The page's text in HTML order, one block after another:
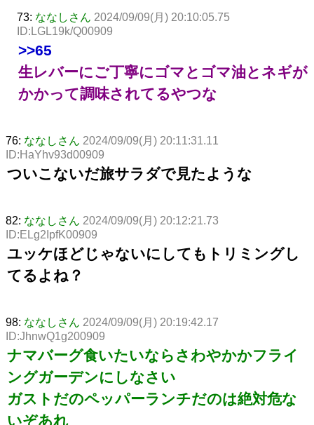
73: ななしさん 2024/09/09(月) 20:10:05.75
ID:LGL19k/Q00909
>>65
生レバーにご丁寧にゴマとゴマ油とネギが
かかって調味されてるやつな
76: ななしさん 2024/09/09(月) 20:11:31.11
ID:HaYhv93d00909
ついこないだ旅サラダで見たような
82: ななしさん 2024/09/09(月) 20:12:21.73
ID:ELg2IpfK00909
ユッケほどじゃないにしてもトリミングし
てるよね？
98: ななしさん 2024/09/09(月) 20:19:42.17
ID:JhnwQ1g200909
ナマバーグ食いたいならさわやかかフライ
ングガーデンにしなさい
ガストだのペッパーランチだのは絶対危な
いぞあれ